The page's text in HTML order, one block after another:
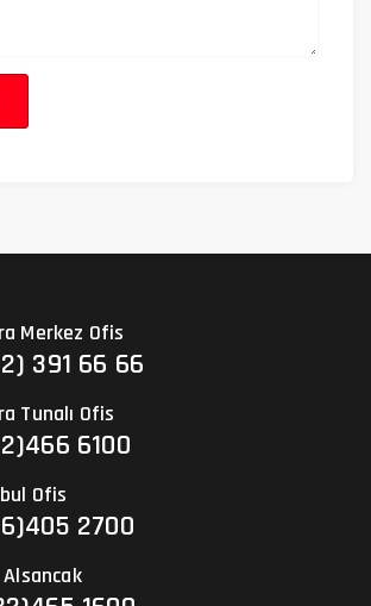
Merkez Ofis
391 66 66
Tunalı Ofis
6100
Ofis
2700